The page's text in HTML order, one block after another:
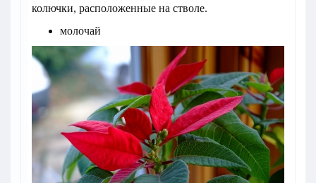
колючки, расположенные на стволе.
молочай